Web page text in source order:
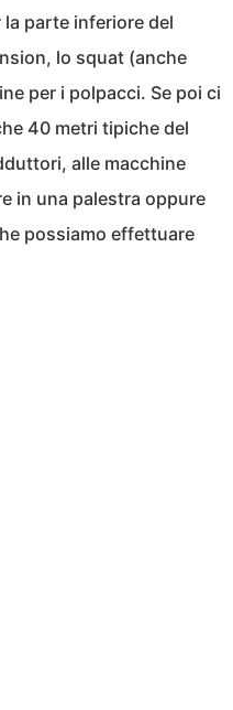
parte inferiore del
lo squat (anche
per i polpacci. Se poi ci
40 metri tipiche del
alle macchine
in una palestra oppure
possiamo effettuare